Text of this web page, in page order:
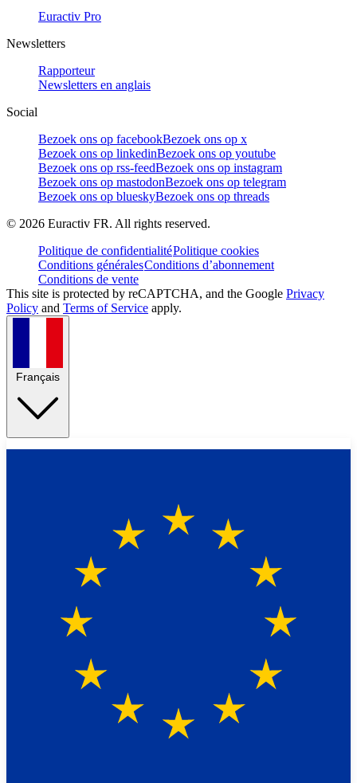
Euractiv Pro
Newsletters
Rapporteur
Newsletters en anglais
Social
Bezoek ons op facebookBezoek ons op x
Bezoek ons op linkedinBezoek ons op youtube
Bezoek ons op rss-feedBezoek ons op instagram
Bezoek ons op mastodonBezoek ons op telegram
Bezoek ons op blueskyBezoek ons op threads
© 2026 Euractiv FR. All rights reserved.
Politique de confidentialitéPolitique cookies
Conditions généralesConditions d’abonnement
Conditions de vente
This site is protected by reCAPTCHA, and the Google Privacy
Policy and Terms of Service apply.
Français